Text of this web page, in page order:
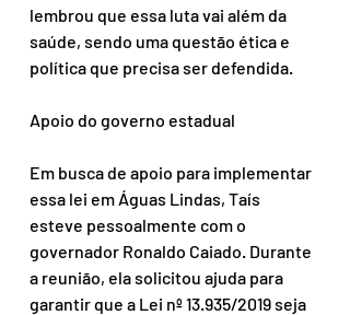
lembrou que essa luta vai além da
saúde, sendo uma questão ética e
política que precisa ser defendida.
Apoio do governo estadual
Em busca de apoio para implementar
essa lei em Águas Lindas, Taís
esteve pessoalmente com o
governador Ronaldo Caiado. Durante
a reunião, ela solicitou ajuda para
garantir que a Lei nº 13.935/2019 seja